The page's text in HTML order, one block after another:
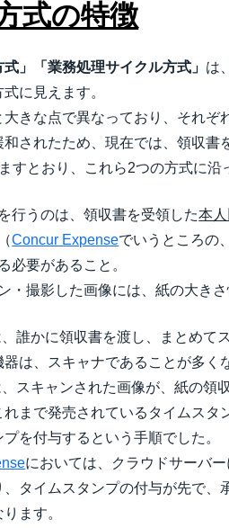
式の特徴
式」「業務処理サイクル方式」 は
に見えます。
大きな点で異なっており、それ
和されたため、現在では、領収書
すとおり、これら2つの方式に
行うのは、領収書を受領した本
Concur Expenseでいうところの
必要があること。
・撮影した画像には、紙の大き
誰かに領収書を渡し、まとめて
は、スキャナであることが多く
スキャンされた画像が、紙の領
れまで発売されているタイムス
を付与するという手順でした。
においては、クラウドサーバ
、タイムスタンプの付与が先で
ます。